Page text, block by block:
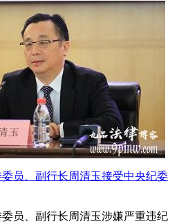
员、副行长周清玉接受中央纪委
员、副行长周清玉涉嫌严重违纪